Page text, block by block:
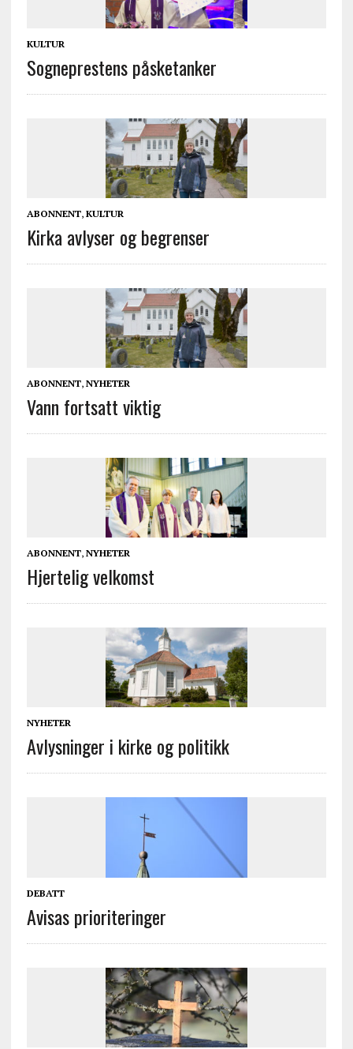
KULTUR
Sogneprestens påsketanker
ABONNENT, KULTUR
Kirka avlyser og begrenser
ABONNENT, NYHETER
Vann fortsatt viktig
ABONNENT, NYHETER
Hjertelig velkomst
NYHETER
Avlysninger i kirke og politikk
DEBATT
Avisas prioriteringer